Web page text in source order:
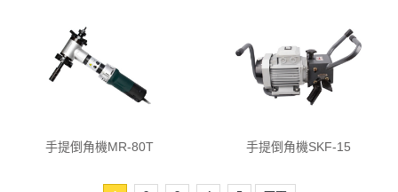
手提倒角機MR-80T 手提倒角機SKF-15